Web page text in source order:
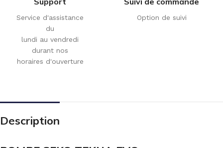
Service d'assistance
du
lundi au vendredi
durant nos
horaires d'ouverture
Option de suivi
Description